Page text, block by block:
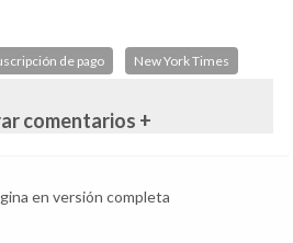
de pago New York Times
comentarios +
en versión completa